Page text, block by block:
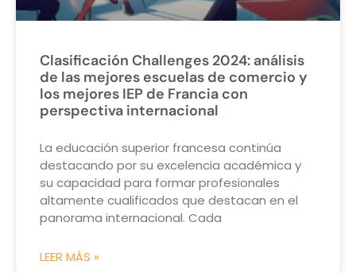
Clasificación Challenges 2024: análisis
de las mejores escuelas de comercio y
los mejores IEP de Francia con
perspectiva internacional
La educación superior francesa continúa
destacando por su excelencia académica y
su capacidad para formar profesionales
altamente cualificados que destacan en el
panorama internacional. Cada
LEER MÁS »